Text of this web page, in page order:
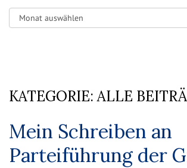
Archiv
KATEGORIE:ALLE
Mein Schreiben an
Parteiführung der